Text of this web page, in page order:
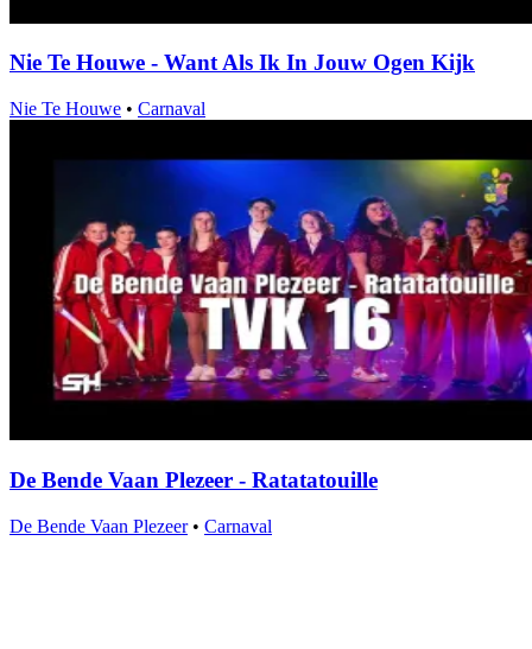
Nie Te Houwe - Want Als Ik In Jouw Ogen Kijk
Nie Te Houwe • Carnaval
De Bende Vaan Plezeer - Ratatatouille
De Bende Vaan Plezeer • Carnaval